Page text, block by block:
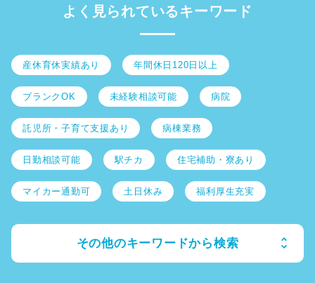
よく見られているキーワード
産休育休実績あり 年間休日120日以上
ブランクOK 未経験相談可能 病院
託児所・子育て支援あり 病棟業務
日勤相談可能 駅チカ 住宅補助・寮あり
マイカー通勤可 土日休み 福利厚生充実
その他のキーワードから検索